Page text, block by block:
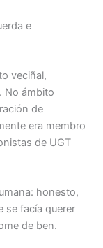
e
veciñal,
No ámbito
de
era membro
de UGT
honesto,
se facía querer
de ben.